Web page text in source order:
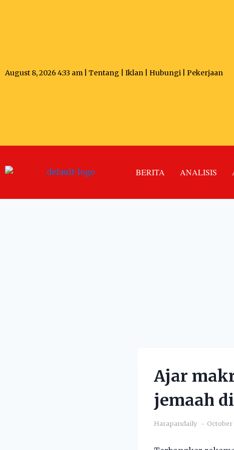
August 8, 2026 4:33 am | Tentang Iklan Hubungi Pekerjaan
BERITA ANALISIS
Ajar
jemaah
Harapandaily October